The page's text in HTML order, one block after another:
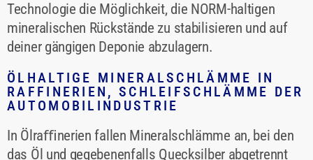
Technologie die Möglichkeit, die NORM-haltigen
mineralischen Rückstände zu stabilisieren und auf
deiner gängigen Deponie abzulagern.
ÖLHALTIGE MINERALSCHLÄMME IN
RAFFINERIEN, SCHLEIFSCHLÄMME DER AU
TOMOBILINDUSTRIE
In Ölraﬃnerien fallen Mineralschlämme an, bei den
das Öl und gegebenenfalls Quecksilber abgetrennt